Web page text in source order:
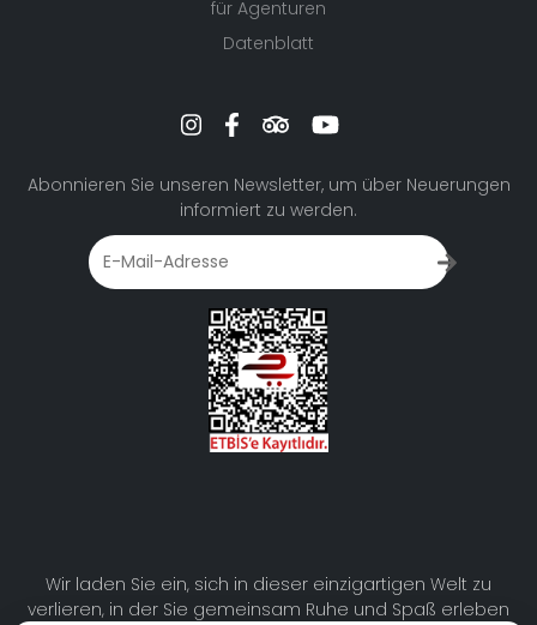
für Agenturen
Datenblatt
Abonnieren Sie unseren Newsletter, um über Neuerungen
informiert zu werden.
Wir laden Sie ein, sich in dieser einzigartigen Welt zu
verlieren, in der Sie gemeinsam Ruhe und Spaß erleben